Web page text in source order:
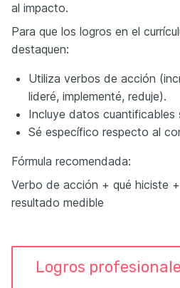
al impacto.
Para que los logros en el
destaquen:
Utiliza verbos de acción
lideré, implementé, reduje).
Incluye datos cuantificables
Sé específico respecto al
Fórmula recomendada:
Verbo de acción + qué hiciste
resultado medible
Logros